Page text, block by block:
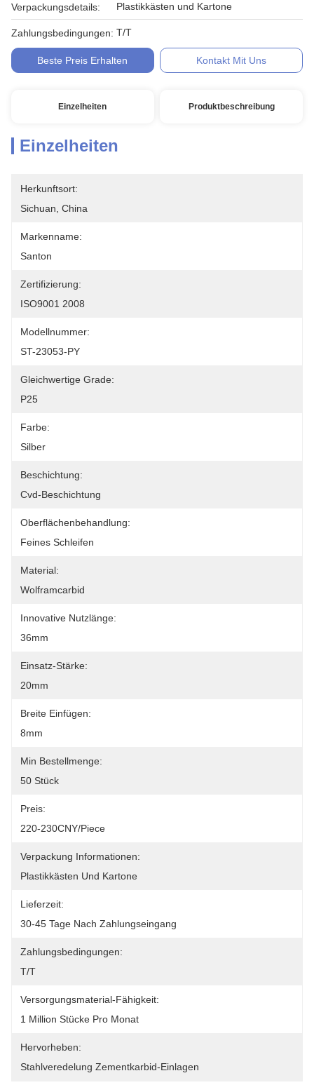
Verpackungsdetails: Plastikkästen und Kartone
Zahlungsbedingungen: T/T
Beste Preis Erhalten Kontakt Mit Uns
Einzelheiten Produktbeschreibung
Einzelheiten
Herkunftsort:
Sichuan, China
Markenname:
Santon
Zertifizierung:
ISO9001 2008
Modellnummer:
ST-23053-PY
Gleichwertige Grade:
P25
Farbe:
Silber
Beschichtung:
Cvd-Beschichtung
Oberflächenbehandlung:
Feines Schleifen
Material:
Wolframcarbid
Innovative Nutzlänge:
36mm
Einsatz-Stärke:
20mm
Breite Einfügen:
8mm
Min Bestellmenge:
50 Stück
Preis:
220-230CNY/piece
Verpackung Informationen:
Plastikkästen Und Kartone
Lieferzeit:
30-45 Tage Nach Zahlungseingang
Zahlungsbedingungen:
T/T
Versorgungsmaterial-Fähigkeit:
1 Million Stücke Pro Monat
Hervorheben:
Stahlveredelung Zementkarbid-Einlagen